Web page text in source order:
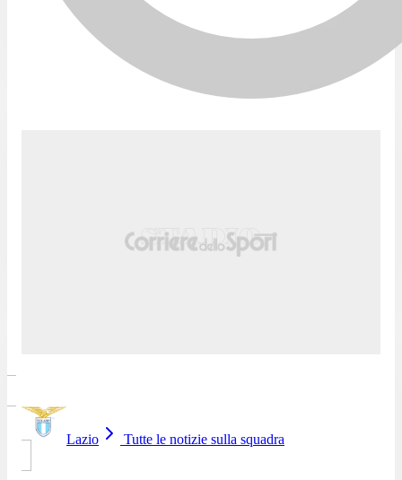
Lazio Tutte le notizie sulla squadra